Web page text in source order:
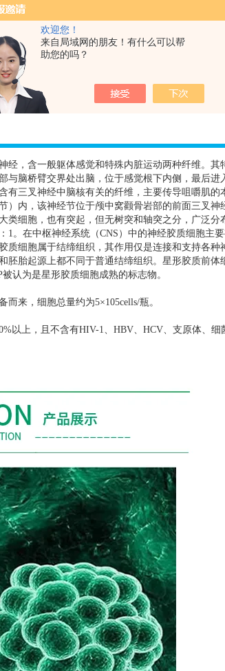
欢迎您！
来自局域网的朋友！有什么可以帮
助您的吗？
经，含一般躯体感觉和特殊内脏运动两种纤维。其
与脑桥臂交界处出脑，位于感觉根下内侧，最后进
三叉神经中脑核有关的纤维，主要传导咀嚼肌的
内，该神经节位于颅中窝颧骨岩部的前面三叉神
细胞，也有突起，但无树突和轴突之分，广泛分
： 1。在中枢神经系统（CNS ）中的神经胶质细胞主
质细胞属于结缔组织，其作用仅是连接和支持各种
胎起源上都不同于普通结缔组织。星形胶质前体
被认为是星形胶质细胞成熟的标志物。
而来，细胞总量约为5×105cells/瓶。
以上，且不含有HIV-1、 HBV、 HCV、支原体、细